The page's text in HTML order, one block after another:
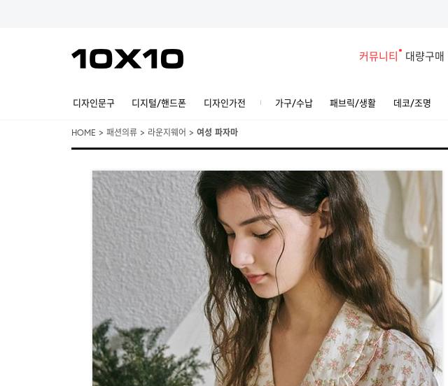
커뮤니티 대량구매
디자인문구 디지털/핸드폰 디자인가전 가구/수납 패브릭/생활 데코/조명
HOME > 패션의류 > 라운지웨어 > 여성 파자마